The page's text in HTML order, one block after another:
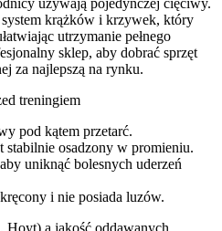
krążków i krzywek, który
utrzymanie pełnego
sklep, aby dobrać sprzęt
za najlepszą na rynku.
treningiem
pod kątem przetarć.
stabilnie osadzony w promieniu.
uniknąć bolesnych uderzeń
i nie posiada luzów.
Hoyt) a jakość oddawanych